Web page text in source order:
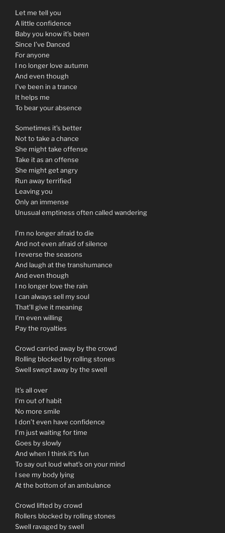
Let me tell you
A little confidence
Baby you know it’s been
Since I’ve Danced
For anyone
I no longer love autumn
And even though
I’ve been in a trance
It helps me
To bear your absence
Sometimes it’s better
Not to take a chance
She might take offense
Take it as an offense
She might get angry
Run away terrified
Leaving you
Only an immense
Unusual emptiness often called wandering
I’m no longer afraid to die
And not even afraid of silence
I reverse the seasons
And laugh at the transhumance
And even though
I no longer love the rain
I can always sell my soul
That’ll give it meaning
I’m even willing
Pay the royalties
Crowd carried away by the crowd
Rolling blocked by rolling stones
Swell swept away by the swell
It’s all over
I’m out of habit
No more smile
I don’t even have confidence
I’m just waiting for time
Goes by slowly
And when I think it’s fun
To say out loud what’s on your mind
I see my body lying
At the bottom of an ambulance
Crowd lifted by crowd
Rollers blocked by rolling stones
Swell ravaged by swell